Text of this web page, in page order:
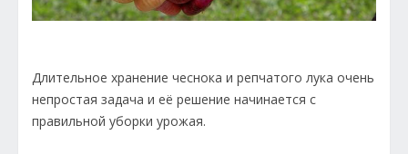
Длительное хранение чеснока и репчатого лука очень
непростая задача и её решение начинается с
правильной уборки урожая.